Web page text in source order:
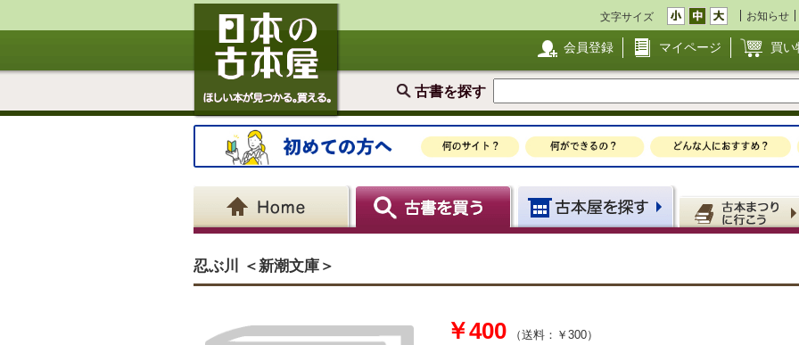
文字サイズ お知らせ
会員登録 マイページ 買い
古書を探す
忍ぶ川 ＜新潮文庫＞
￥400 （送料：￥300）